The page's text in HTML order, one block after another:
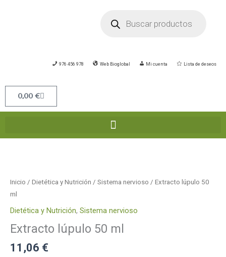
productos
976 456 978 Web Bioglobal Mi cuenta Lista de deseos
0,00 €Carrito
Inicio / Dietética y Nutrición / Sistema nervioso / Extracto lúpulo 50
ml
Dietética y Nutrición, Sistema nervioso
Extracto lúpulo 50 ml
11,06 €
50
ml